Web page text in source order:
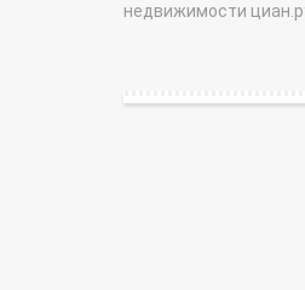
недвижимости